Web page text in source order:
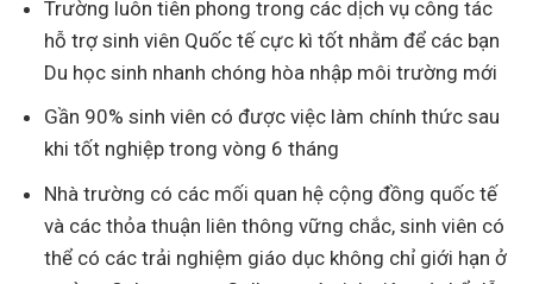
Trường luôn tiên phong trong các dịch vụ công tác
hỗ trợ sinh viên Quốc tế cực kì tốt nhằm để các bạn
Du học sinh nhanh chóng hòa nhập môi trường mới
Gần 90% sinh viên có được việc làm chính thức sau
khi tốt nghiệp trong vòng 6 tháng
Nhà trường có các mối quan hệ cộng đồng quốc tế
và các thỏa thuận liên thông vững chắc, sinh viên có
thể có các trải nghiệm giáo dục không chỉ giới hạn ở